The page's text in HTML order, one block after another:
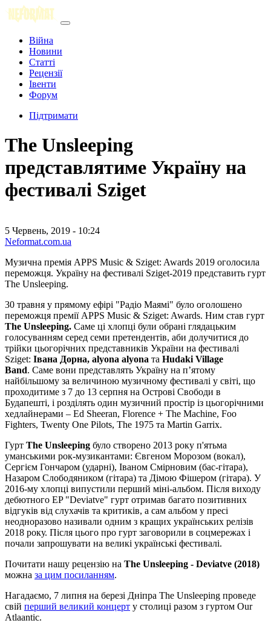
Війна
Новини
Статті
Рецензії
Івенти
Форум
Підтримати
The Unsleeping
представлятиме Україну на
фестивалі Sziget
5 Червень, 2019 - 10:24
Neformat.com.ua
Музична премія APPS Music & Sziget: Awards 2019 оголосила
переможця. Україну на фестивалі Sziget-2019 представить гурт
The Unsleeping.
30 травня у прямому ефірі "Радіо Маямі" було оголошено
переможця премії APPS Music & Sziget: Awards. Ним став гурт
The Unsleeping. Саме ці хлопці були обрані глядацьким
голосуванням серед семи претендентів, аби долучитися до
трійки цьогорічних представників України на фестивалі
Sziget: Івана Дорна, alyona alyona та Hudaki Village
Band. Саме вони представлять Україну на п’ятому
найбільшому за величиною музичному фестивалі у світі, що
проходитиме з 7 до 13 серпня на Острові Свободи в
Будапешті, і розділять один музичний простір із цьогорічними
хедлайнерами – Ed Sheeran, Florence + The Machine, Foo
Fighters, Twenty One Pilots, The 1975 та Martin Garrix.
Гурт The Unsleeping було створено 2013 року п'ятьма
уманськими рок-музикантами: Євгеном Морозом (вокал),
Сергієм Гончаром (ударні), Іваном Смірновим (бас-гітара),
Назаром Слободяником (гітара) та Дімою Фішером (гітара). У
2016-му хлопці випустили перший міні-альбом. Після виходу
дебютного EP "Deviatve" гурт отримав багато позитивних
відгуків від слухачів та критиків, а сам альбом у пресі
неодноразово називали одним з кращих українських релізів
2018 року. Після цього про гурт заговорили в соцмережах і
почали запрошувати на великі українські фестивалі.
Почитати нашу рецензію на The Unsleeping - Deviatve (2018)
можна за цим посиланням.
Нагадаємо, 7 липня на березі Дніпра The Unsleeping проведе
свій перший великий концерт у столиці разом з гуртом Our
Atlaantic.